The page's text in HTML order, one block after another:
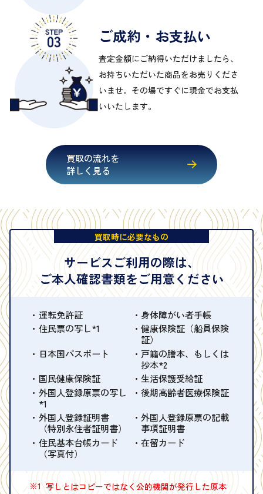
ご成約・お支払い
査定金額にご納得いただけましたら、
お持ちいただいた商品をお売りくださ
いませ。その場ですぐに現金でお支払
いいたします。
買取の流れを
詳しく見る
買取時に必要なもの
サービスご利用の際は、
ご本人確認書類をご用意ください
運転免許証
身体障がい者手帳
住民票の写し*1
健康保険証（船員保険
証）
日本国パスポート
戸籍の謄本、もしくは
抄本*2
国民健康保険証
生活保護受給証
外国人登録原票の写し
*1
後期高齢者医療保険証
外国人登録証明書
（特別永住者証明書）
外国人登録原票の記載
事項証明書
住民基本台帳カード
（写真付）
在留カード
※1 写しとはコピーではなく公的機関が発行した原本